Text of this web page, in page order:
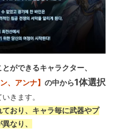
ができるキャラクター、
、アンナ】 の中から1体選択
いきます。
おり、キャラ毎に武器やプ
なり、